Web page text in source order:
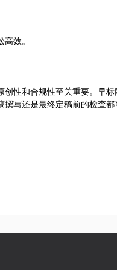
效。
性和合规性至关重要。早
写还是最终定稿前的检查